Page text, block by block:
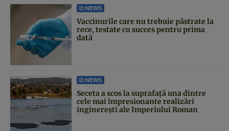
D:NEWS
Vaccinurile care nu trebuie păstrate la
rece, testate cu succes pentru prima
dată
D:NEWS
Seceta a scos la suprafață una dintre
cele mai impresionante realizări
inginerești ale Imperiului Roman